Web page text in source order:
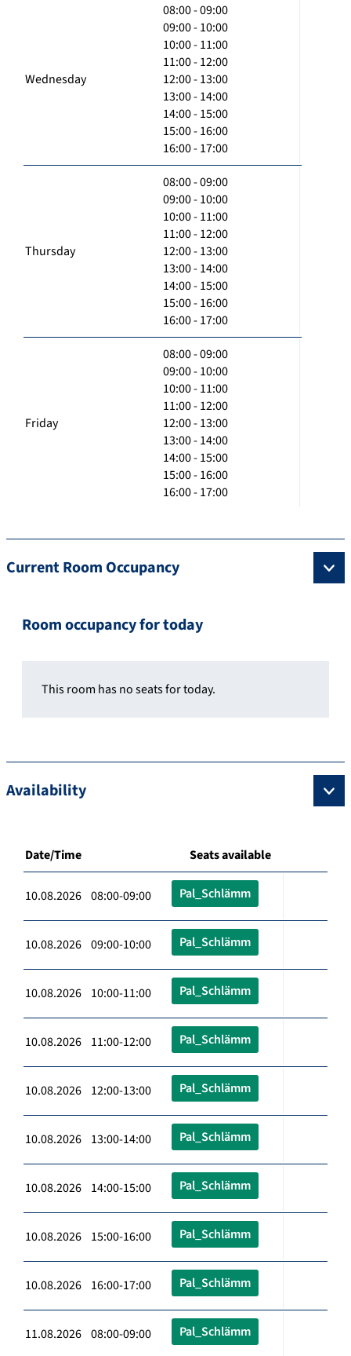
Wednesday
08:00 - 09:00
09:00 - 10:00
10:00 - 11:00
11:00 - 12:00
12:00 - 13:00
13:00 - 14:00
14:00 - 15:00
15:00 - 16:00
16:00 - 17:00
Thursday
08:00 - 09:00
09:00 - 10:00
10:00 - 11:00
11:00 - 12:00
12:00 - 13:00
13:00 - 14:00
14:00 - 15:00
15:00 - 16:00
16:00 - 17:00
Friday
08:00 - 09:00
09:00 - 10:00
10:00 - 11:00
11:00 - 12:00
12:00 - 13:00
13:00 - 14:00
14:00 - 15:00
15:00 - 16:00
16:00 - 17:00
Current Room Occupancy
Room occupancy for today
This room has no seats for today.
Availability
Date/Time Seats available
10.08.2026 08:00-09:00 Pal_Schlämm
10.08.2026 09:00-10:00 Pal_Schlämm
10.08.2026 10:00-11:00 Pal_Schlämm
10.08.2026 11:00-12:00 Pal_Schlämm
10.08.2026 12:00-13:00 Pal_Schlämm
10.08.2026 13:00-14:00 Pal_Schlämm
10.08.2026 14:00-15:00 Pal_Schlämm
10.08.2026 15:00-16:00 Pal_Schlämm
10.08.2026 16:00-17:00 Pal_Schlämm
11.08.2026 08:00-09:00 Pal_Schlämm